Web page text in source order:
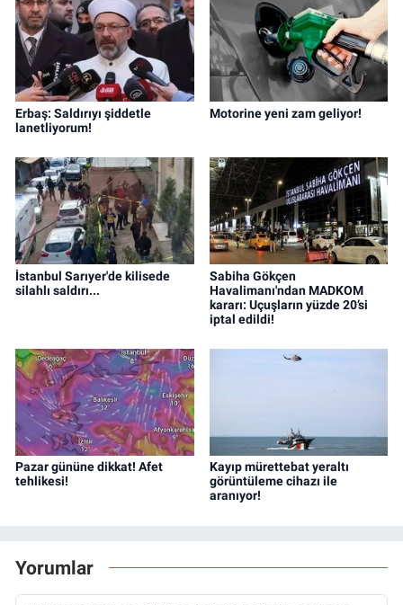
Erbaş: Saldırıyı şiddetle
lanetliyorum!
Motorine yeni zam geliyor!
İstanbul Sarıyer'de kilisede
silahlı saldırı...
Sabiha Gökçen
Havalimanı'ndan MADKOM
kararı: Uçuşların yüzde 20’si
iptal edildi!
Pazar gününe dikkat! Afet
tehlikesi!
Kayıp mürettebat yeraltı
görüntüleme cihazı ile
aranıyor!
Yorumlar